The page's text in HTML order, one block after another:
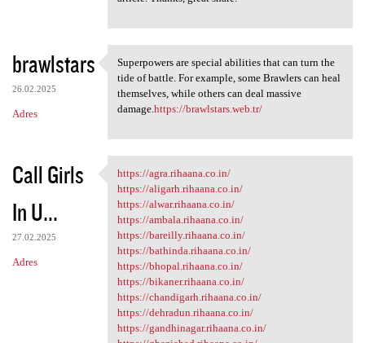
brawlstars
26.02.2025
Adres
Superpowers are special
Superpowers are special abilities that can turn the
tide of battle. For example, some Brawlers can heal
themselves, while others can deal massive
damage.https://brawlstars.web.tr/
Call Girls
In U...
27.02.2025
Adres
https://agra.rihaana.co.in/
https://agra.rihaana.co.in/
https://aligarh.rihaana.co.in/
https://alwar.rihaana.co.in/
https://ambala.rihaana.co.in/
https://bareilly.rihaana.co.in/
https://bathinda.rihaana.co.in/
https://bhopal.rihaana.co.in/
https://bikaner.rihaana.co.in/
https://chandigarh.rihaana.co.in/
https://dehradun.rihaana.co.in/
https://gandhinagar.rihaana.co.in/